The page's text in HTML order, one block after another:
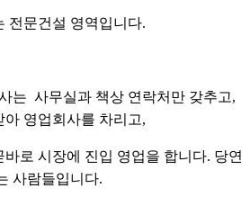
전문건설 영역입니다.
는 사무실과 책상 연락처만 갖추고,
영업회사를 차리고,
로 시장에 진입 영업을 합니다. 당연
사람들입니다.